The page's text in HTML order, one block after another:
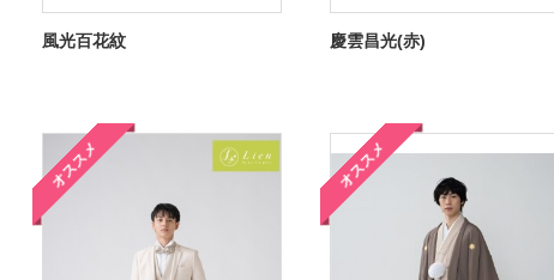
風光百花紋 慶雲昌光(赤)
オススメ オススメ